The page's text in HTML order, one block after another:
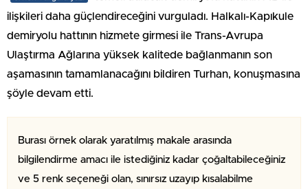
ilişkileri daha güçlendireceğini vurguladı. Halkalı-Kapıkule
demiryolu hattının hizmete girmesi ile Trans-Avrupa
Ulaştırma Ağlarına yüksek kalitede bağlanmanın son
aşamasının tamamlanacağını bildiren Turhan, konuşmasına
şöyle devam etti.
Burası örnek olarak yaratılmış makale arasında
bilgilendirme amacı ile istediğiniz kadar çoğaltabileceğiniz
ve 5 renk seçeneği olan, sınırsız uzayıp kısalabilme